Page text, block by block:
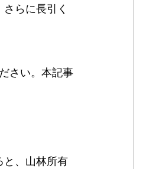
らに長引く
さい。本記事
と、山林所有